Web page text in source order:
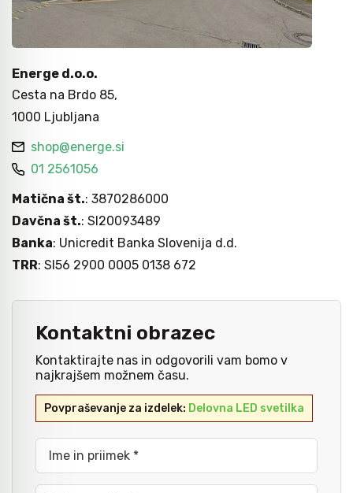
Energe d.o.o.
Cesta na Brdo 85,
1000 Ljubljana
shop@energe.si
01 2561056
Matična št.: 3870286000
Davčna št.: SI20093489
Banka: Unicredit Banka Slovenija d.d.
TRR: SI56 2900 0005 0138 672
Kontaktni obrazec
Kontaktirajte nas in odgovorili vam bomo v
najkrajšem možnem času.
Povpraševanje za izdelek: Delovna LED svetilka
Ime in priimek *
Nasadni in udarni ključi
Moment ključi in merilniki navora
Klešče
Izolirano orodje 1000 V - VDE
Kladiva
Točkala, dleta, luknjači in pile
Grezila, posnemala in konični svedri
Svedri za steklo
Kronske žage
Žagini listi
Mazanje
Dvižna tehnika
Laserji / gradbeništvo